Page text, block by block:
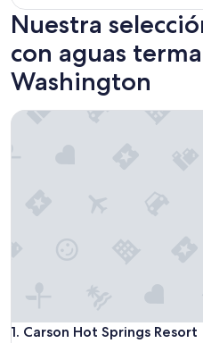
Nuestra
con aguas
Washington
1. Carson Hot Springs Resort
Carson Hot Springs Resort
Carson Hot Springs Resort